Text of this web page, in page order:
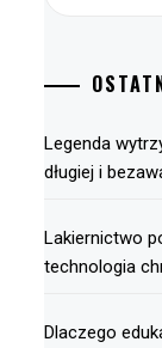
Legenda
długiej i
Lakiernictwo
technologia
Dlaczego